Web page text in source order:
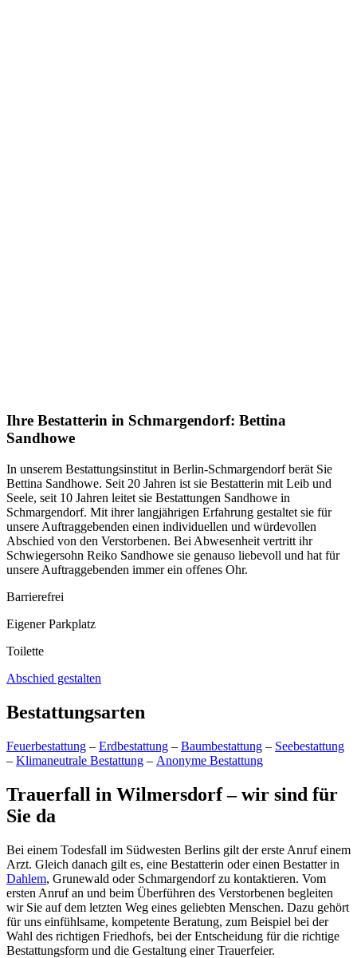
Ihre Bestatterin in Schmargendorf: Bettina
Sandhowe
In unserem Bestattungsinstitut in Berlin-Schmargendorf berät Sie
Bettina Sandhowe. Seit 20 Jahren ist sie Bestatterin mit Leib und
Seele, seit 10 Jahren leitet sie Bestattungen Sandhowe in
Schmargendorf. Mit ihrer langjährigen Erfahrung gestaltet sie für
unsere Auftraggebenden einen individuellen und würdevollen
Abschied von den Verstorbenen. Bei Abwesenheit vertritt ihr
Schwiegersohn Reiko Sandhowe sie genauso liebevoll und hat für
unsere Auftraggebenden immer ein offenes Ohr.
Barrierefrei
Eigener Parkplatz
Toilette
Abschied gestalten
Bestattungsarten
Feuerbestattung – Erdbestattung – Baumbestattung – Seebestattung
– Klimaneutrale Bestattung – Anonyme Bestattung
Trauerfall in Wilmersdorf – wir sind für
Sie da
Bei einem Todesfall im Südwesten Berlins gilt der erste Anruf einem
Arzt. Gleich danach gilt es, eine Bestatterin oder einen Bestatter in
Dahlem, Grunewald oder Schmargendorf zu kontaktieren. Vom
ersten Anruf an und beim Überführen des Verstorbenen begleiten
wir Sie auf dem letzten Weg eines geliebten Menschen. Dazu gehört
für uns einfühlsame, kompetente Beratung, zum Beispiel bei der
Wahl des richtigen Friedhofs, bei der Entscheidung für die richtige
Bestattungsform und die Gestaltung einer Trauerfeier.